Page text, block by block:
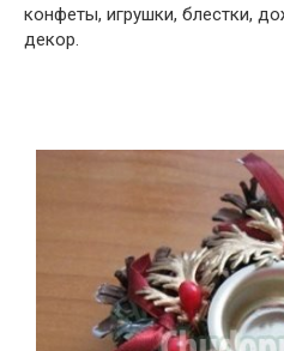
конфеты, игрушки, блестки,
декор.